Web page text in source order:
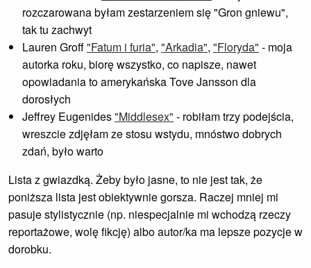
rozczarowana byłam zestarzeniem się "Gron gniewu",
tak tu zachwyt
Lauren Groff"Fatum i furia", "Arkadia", "Floryda" - moja
autorka roku, biorę wszystko, co napisze, nawet
opowiadania to amerykańska Tove Jansson dla
dorosłych
Jeffrey Eugenides"Middlesex" - robiłam trzy podejścia,
wreszcie zdjęłam ze stosu wstydu, mnóstwo dobrych
zdań, było warto
Lista z gwiazdką. Żeby było jasne, to nie jest tak, że
poniższa lista jest obiektywnie gorsza. Raczej mniej mi
pasuje stylistycznie (np. niespecjalnie mi wchodzą rzeczy
reportażowe, wolę fikcję) albo autor/ka ma lepsze pozycje w
dorobku.